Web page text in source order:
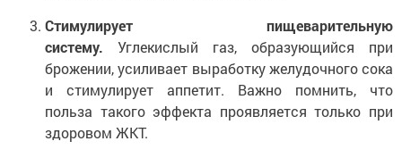
Стимулирует пищеварительную
систему. Углекислый газ, образующийся при
брожении, усиливает выработку желудочного сока
и стимулирует аппетит. Важно помнить, что
польза такого эффекта проявляется только при
здоровом ЖКТ.